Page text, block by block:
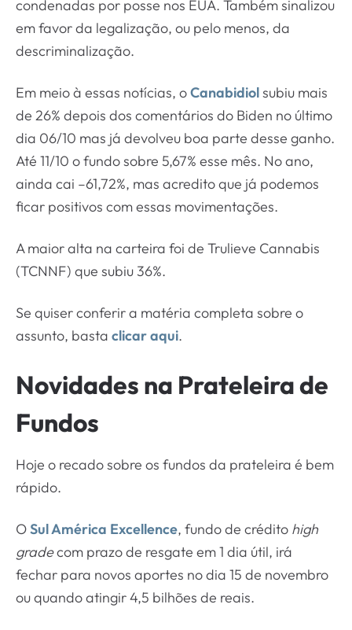
condenadas por posse nos EUA. Também sinalizou
em favor da legalização, ou pelo menos, da
descriminalização.
Em meio à essas notícias, oCanabidiolsubiu mais
de 26% depois dos comentários do Biden no último
dia 06/10 mas já devolveu boa parte desse ganho.
Até 11/10 o fundo sobre 5,67% esse mês. No ano,
ainda cai –61,72%, mas acredito que já podemos
ficar positivos com essas movimentações.
A maior alta na carteira foi de Trulieve Cannabis
(TCNNF) que subiu 36%.
Se quiser conferir a matéria completa sobre o
assunto, basta clicar aqui.
Novidades na Prateleira de
Fundos
Hoje o recado sobre os fundos da prateleira é bem
rápido.
OSul América Excellence, fundo de crédito high
gradecom prazo de resgate em 1 dia útil, irá
fechar para novos aportes no dia 15 de novembro
ou quando atingir 4,5 bilhões de reais.